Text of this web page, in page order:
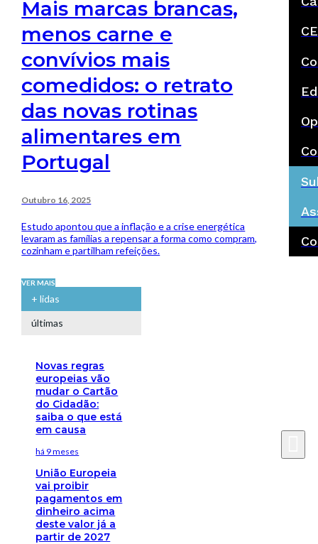
Mais marcas brancas,
menos carne e
convívios mais
comedidos: o retrato
das novas rotinas
alimentares em
Portugal
Outubro 16, 2025
Estudo apontou que a inflação e a crise energética
levaram as famílias a repensar a forma como compram,
cozinham e partilham refeições.
VER MAIS
+ lidas
últimas
Novas regras
europeias vão
mudar o Cartão
do Cidadão:
saiba o que está
em causa
há 9 meses
União Europeia
vai proibir
pagamentos em
dinheiro acima
deste valor já a
partir de 2027